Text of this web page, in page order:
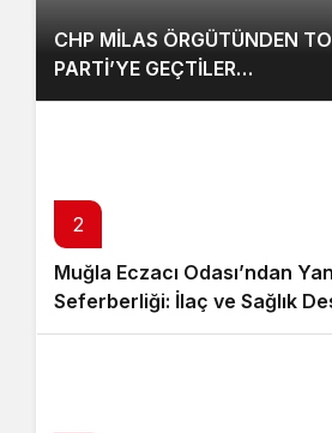
CHP MİLAS ÖRGÜTÜNDEN
PARTİ’YE GEÇTİLER…
2
Muğla Eczacı Odası’ndan
Seferberliği: İlaç ve Sağlık
Sürüyor